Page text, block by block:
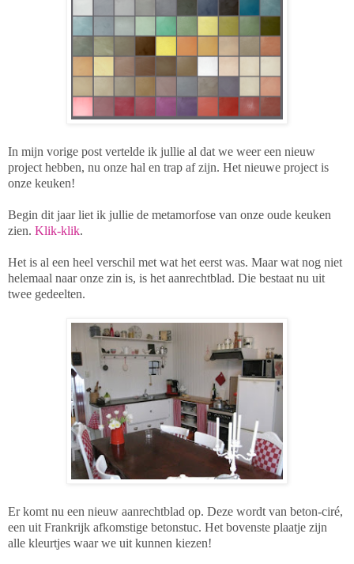
In mijn vorige post vertelde ik jullie al dat we weer een nieuw
project hebben, nu onze hal en trap af zijn. Het nieuwe project is
onze keuken!
Begin dit jaar liet ik jullie de metamorfose van onze oude keuken
zien. Klik-klik.
Het is al een heel verschil met wat het eerst was. Maar wat nog niet
helemaal naar onze zin is, is het aanrechtblad. Die bestaat nu uit
twee gedeelten.
Er komt nu een nieuw aanrechtblad op. Deze wordt van beton-ciré,
een uit Frankrijk afkomstige betonstuc. Het bovenste plaatje zijn
alle kleurtjes waar we uit kunnen kiezen!